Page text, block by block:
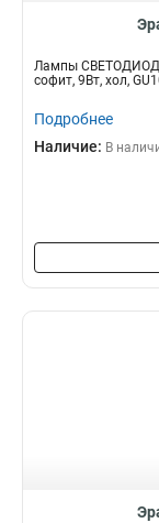
Лампы
софит, 9Вт, хол,
Подробнее
Наличие: В